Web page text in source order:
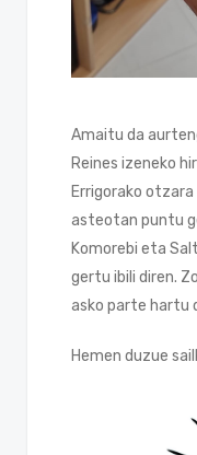
Amaitu da
Reines izeneko
Errigorako
asteotan puntu
Komorebi eta
gertu ibili diren.
asko parte hartu
Hemen duzue